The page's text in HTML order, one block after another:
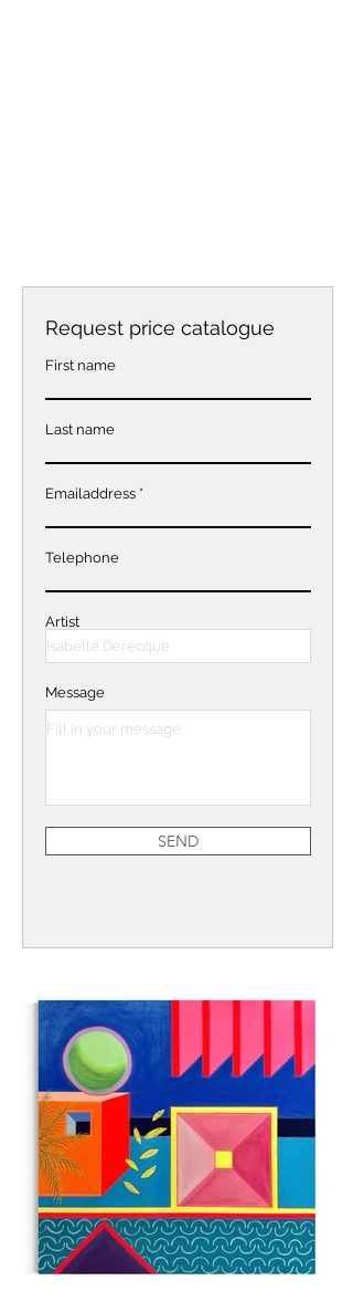
Request price catalogue
First name
Last name
Emailaddress
Telephone
Artist
Message
SEND